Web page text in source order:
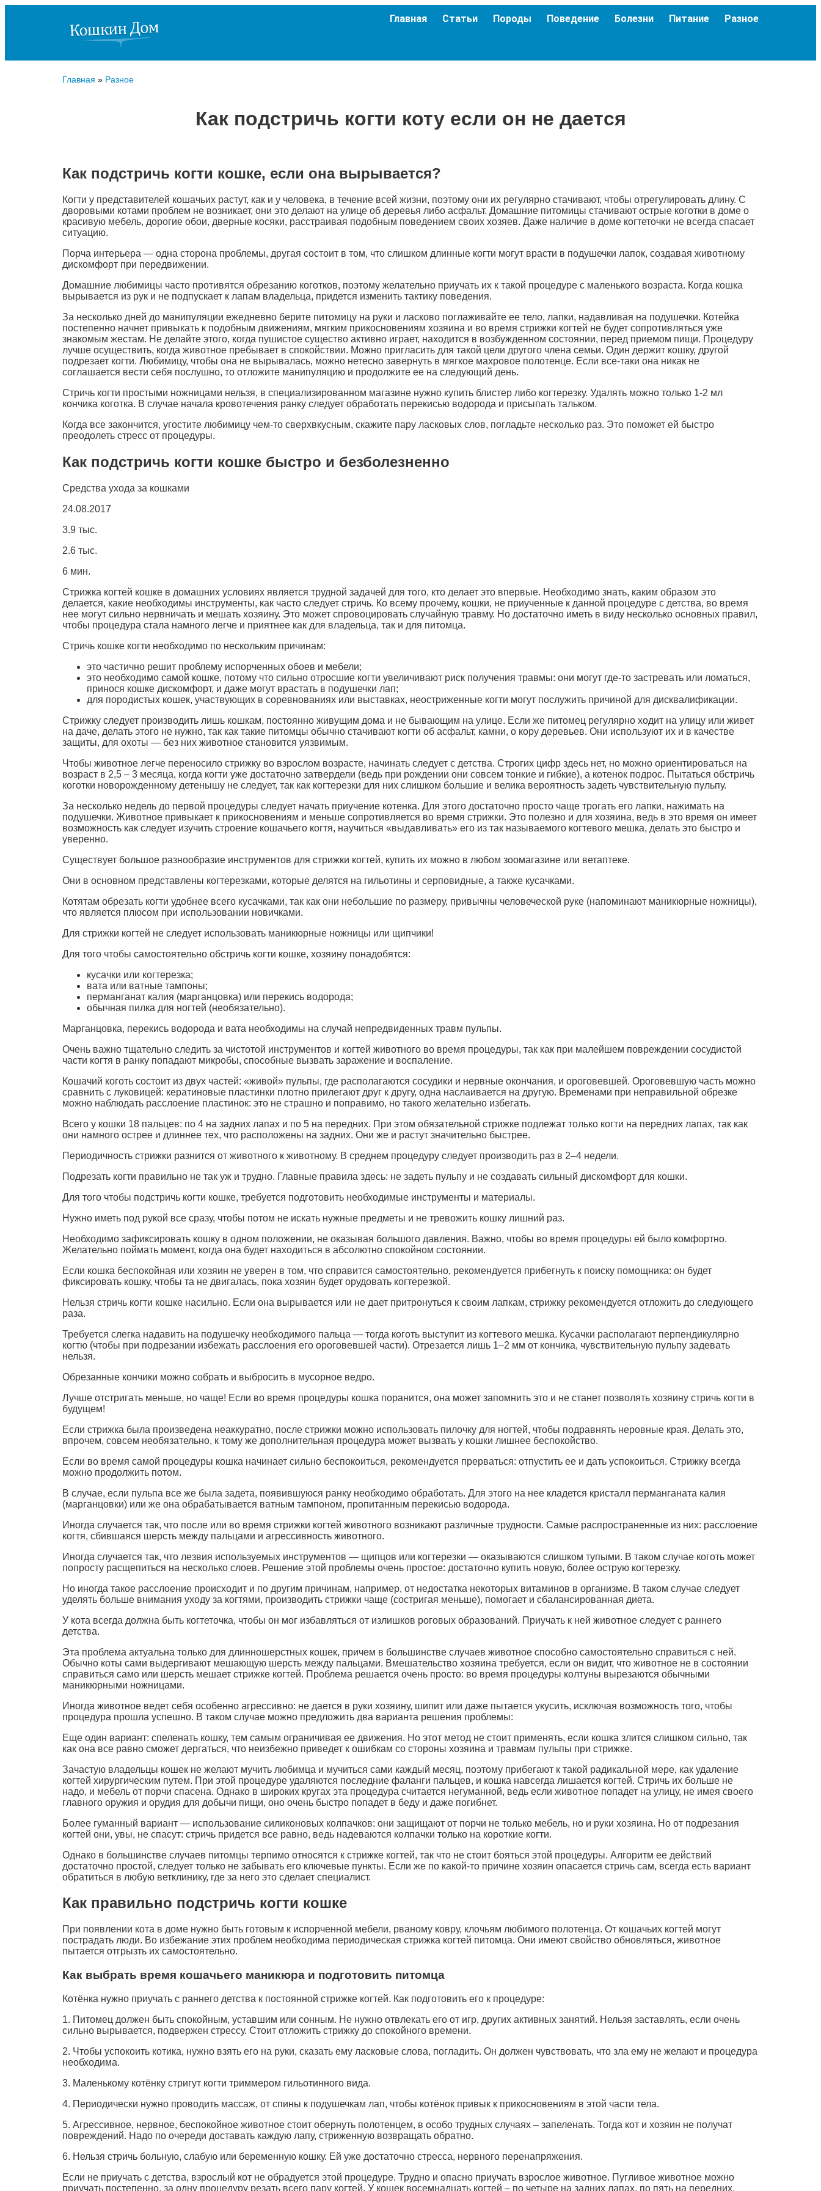
Главная Статьи Породы Поведение Болезни Питание Разное
Главная » Разное
Как подстричь когти коту если он не дается
Как подстричь когти кошке, если она вырывается?
Когти у представителей кошачьих растут, как и у человека, в течение всей жизни, поэтому они их регулярно стачивают, чтобы отрегулировать длину. С
дворовыми котами проблем не возникает, они это делают на улице об деревья либо асфальт. Домашние питомицы стачивают острые коготки в доме о
красивую мебель, дорогие обои, дверные косяки, расстраивая подобным поведением своих хозяев. Даже наличие в доме когтеточки не всегда спасает
ситуацию.
Порча интерьера — одна сторона проблемы, другая состоит в том, что слишком длинные когти могут врасти в подушечки лапок, создавая животному
дискомфорт при передвижении.
Домашние любимицы часто противятся обрезанию коготков, поэтому желательно приучать их к такой процедуре с маленького возраста. Когда кошка
вырывается из рук и не подпускает к лапам владельца, придется изменить тактику поведения.
За несколько дней до манипуляции ежедневно берите питомицу на руки и ласково поглаживайте ее тело, лапки, надавливая на подушечки. Котейка
постепенно начнет привыкать к подобным движениям, мягким прикосновениям хозяина и во время стрижки когтей не будет сопротивляться уже
знакомым жестам. Не делайте этого, когда пушистое существо активно играет, находится в возбужденном состоянии, перед приемом пищи. Процедуру
лучше осуществить, когда животное пребывает в спокойствии. Можно пригласить для такой цели другого члена семьи. Один держит кошку, другой
подрезает когти. Любимицу, чтобы она не вырывалась, можно нетесно завернуть в мягкое махровое полотенце. Если все-таки она никак не
соглашается вести себя послушно, то отложите манипуляцию и продолжите ее на следующий день.
Стричь когти простыми ножницами нельзя, в специализированном магазине нужно купить блистер либо когтерезку. Удалять можно только 1-2 мл
кончика коготка. В случае начала кровотечения ранку следует обработать перекисью водорода и присыпать тальком.
Когда все закончится, угостите любимицу чем-то сверхвкусным, скажите пару ласковых слов, погладьте несколько раз. Это поможет ей быстро
преодолеть стресс от процедуры.
Как подстричь когти кошке быстро и безболезненно
Средства ухода за кошками
24.08.2017
3.9 тыс.
2.6 тыс.
6 мин.
Стрижка когтей кошке в домашних условиях является трудной задачей для того, кто делает это впервые. Необходимо знать, каким образом это
делается, какие необходимы инструменты, как часто следует стричь. Ко всему прочему, кошки, не приученные к данной процедуре с детства, во время
нее могут сильно нервничать и мешать хозяину. Это может спровоцировать случайную травму. Но достаточно иметь в виду несколько основных правил,
чтобы процедура стала намного легче и приятнее как для владельца, так и для питомца.
Стричь кошке когти необходимо по нескольким причинам:
это частично решит проблему испорченных обоев и мебели;
это необходимо самой кошке, потому что сильно отросшие когти увеличивают риск получения травмы: они могут где-то застревать или ломаться,
принося кошке дискомфорт, и даже могут врастать в подушечки лап;
для породистых кошек, участвующих в соревнованиях или выставках, неостриженные когти могут послужить причиной для дисквалификации.
Стрижку следует производить лишь кошкам, постоянно живущим дома и не бывающим на улице. Если же питомец регулярно ходит на улицу или живет
на даче, делать этого не нужно, так как такие питомцы обычно стачивают когти об асфальт, камни, о кору деревьев. Они используют их и в качестве
защиты, для охоты — без них животное становится уязвимым.
Чтобы животное легче переносило стрижку во взрослом возрасте, начинать следует с детства. Строгих цифр здесь нет, но можно ориентироваться на
возраст в 2,5 – 3 месяца, когда когти уже достаточно затвердели (ведь при рождении они совсем тонкие и гибкие), а котенок подрос. Пытаться обстричь
коготки новорожденному детенышу не следует, так как когтерезки для них слишком большие и велика вероятность задеть чувствительную пульпу.
За несколько недель до первой процедуры следует начать приучение котенка. Для этого достаточно просто чаще трогать его лапки, нажимать на
подушечки. Животное привыкает к прикосновениям и меньше сопротивляется во время стрижки. Это полезно и для хозяина, ведь в это время он имеет
возможность как следует изучить строение кошачьего когтя, научиться «выдавливать» его из так называемого когтевого мешка, делать это быстро и
уверенно.
Существует большое разнообразие инструментов для стрижки когтей, купить их можно в любом зоомагазине или ветаптеке.
Они в основном представлены когтерезками, которые делятся на гильотины и серповидные, а также кусачками.
Котятам обрезать когти удобнее всего кусачками, так как они небольшие по размеру, привычны человеческой руке (напоминают маникюрные ножницы),
что является плюсом при использовании новичками.
Для стрижки когтей не следует использовать маникюрные ножницы или щипчики!
Для того чтобы самостоятельно обстричь когти кошке, хозяину понадобятся:
кусачки или когтерезка;
вата или ватные тампоны;
перманганат калия (марганцовка) или перекись водорода;
обычная пилка для ногтей (необязательно).
Марганцовка, перекись водорода и вата необходимы на случай непредвиденных травм пульпы.
Очень важно тщательно следить за чистотой инструментов и когтей животного во время процедуры, так как при малейшем повреждении сосудистой
части когтя в ранку попадают микробы, способные вызвать заражение и воспаление.
Кошачий коготь состоит из двух частей: «живой» пульпы, где располагаются сосудики и нервные окончания, и ороговевшей. Ороговевшую часть можно
сравнить с луковицей: кератиновые пластинки плотно прилегают друг к другу, одна наслаивается на другую. Временами при неправильной обрезке
можно наблюдать расслоение пластинок: это не страшно и поправимо, но такого желательно избегать.
Всего у кошки 18 пальцев: по 4 на задних лапах и по 5 на передних. При этом обязательной стрижке подлежат только когти на передних лапах, так как
они намного острее и длиннее тех, что расположены на задних. Они же и растут значительно быстрее.
Периодичность стрижки разнится от животного к животному. В среднем процедуру следует производить раз в 2–4 недели.
Подрезать когти правильно не так уж и трудно. Главные правила здесь: не задеть пульпу и не создавать сильный дискомфорт для кошки.
Для того чтобы подстричь когти кошке, требуется подготовить необходимые инструменты и материалы.
Нужно иметь под рукой все сразу, чтобы потом не искать нужные предметы и не тревожить кошку лишний раз.
Необходимо зафиксировать кошку в одном положении, не оказывая большого давления. Важно, чтобы во время процедуры ей было комфортно.
Желательно поймать момент, когда она будет находиться в абсолютно спокойном состоянии.
Если кошка беспокойная или хозяин не уверен в том, что справится самостоятельно, рекомендуется прибегнуть к поиску помощника: он будет
фиксировать кошку, чтобы та не двигалась, пока хозяин будет орудовать когтерезкой.
Нельзя стричь когти кошке насильно. Если она вырывается или не дает притронуться к своим лапкам, стрижку рекомендуется отложить до следующего
раза.
Требуется слегка надавить на подушечку необходимого пальца — тогда коготь выступит из когтевого мешка. Кусачки располагают перпендикулярно
когтю (чтобы при подрезании избежать расслоения его ороговевшей части). Отрезается лишь 1–2 мм от кончика, чувствительную пульпу задевать
нельзя.
Обрезанные кончики можно собрать и выбросить в мусорное ведро.
Лучше отстригать меньше, но чаще! Если во время процедуры кошка поранится, она может запомнить это и не станет позволять хозяину стричь когти в
будущем!
Если стрижка была произведена неаккуратно, после стрижки можно использовать пилочку для ногтей, чтобы подравнять неровные края. Делать это,
впрочем, совсем необязательно, к тому же дополнительная процедура может вызвать у кошки лишнее беспокойство.
Если во время самой процедуры кошка начинает сильно беспокоиться, рекомендуется прерваться: отпустить ее и дать успокоиться. Стрижку всегда
можно продолжить потом.
В случае, если пульпа все же была задета, появившуюся ранку необходимо обработать. Для этого на нее кладется кристалл перманганата калия
(марганцовки) или же она обрабатывается ватным тампоном, пропитанным перекисью водорода.
Иногда случается так, что после или во время стрижки когтей животного возникают различные трудности. Самые распространенные из них: расслоение
когтя, сбившаяся шерсть между пальцами и агрессивность животного.
Иногда случается так, что лезвия используемых инструментов — щипцов или когтерезки — оказываются слишком тупыми. В таком случае коготь может
попросту расщепиться на несколько слоев. Решение этой проблемы очень простое: достаточно купить новую, более острую когтерезку.
Но иногда такое расслоение происходит и по другим причинам, например, от недостатка некоторых витаминов в организме. В таком случае следует
уделять больше внимания уходу за когтями, производить стрижки чаще (состригая меньше), помогает и сбалансированная диета.
У кота всегда должна быть когтеточка, чтобы он мог избавляться от излишков роговых образований. Приучать к ней животное следует с раннего
детства.
Эта проблема актуальна только для длинношерстных кошек, причем в большинстве случаев животное способно самостоятельно справиться с ней.
Обычно коты сами выдергивают мешающую шерсть между пальцами. Вмешательство хозяина требуется, если он видит, что животное не в состоянии
справиться само или шерсть мешает стрижке когтей. Проблема решается очень просто: во время процедуры колтуны вырезаются обычными
маникюрными ножницами.
Иногда животное ведет себя особенно агрессивно: не дается в руки хозяину, шипит или даже пытается укусить, исключая возможность того, чтобы
процедура прошла успешно. В таком случае можно предложить два варианта решения проблемы:
Еще один вариант: спеленать кошку, тем самым ограничивая ее движения. Но этот метод не стоит применять, если кошка злится слишком сильно, так
как она все равно сможет дергаться, что неизбежно приведет к ошибкам со стороны хозяина и травмам пульпы при стрижке.
Зачастую владельцы кошек не желают мучить любимца и мучиться сами каждый месяц, поэтому прибегают к такой радикальной мере, как удаление
когтей хирургическим путем. При этой процедуре удаляются последние фаланги пальцев, и кошка навсегда лишается когтей. Стричь их больше не
надо, и мебель от порчи спасена. Однако в широких кругах эта процедура считается негуманной, ведь если животное попадет на улицу, не имея своего
главного оружия и орудия для добычи пищи, оно очень быстро попадет в беду и даже погибнет.
Более гуманный вариант — использование силиконовых колпачков: они защищают от порчи не только мебель, но и руки хозяина. Но от подрезания
когтей они, увы, не спасут: стричь придется все равно, ведь надеваются колпачки только на короткие когти.
Однако в большинстве случаев питомцы терпимо относятся к стрижке когтей, так что не стоит бояться этой процедуры. Алгоритм ее действий
достаточно простой, следует только не забывать его ключевые пункты. Если же по какой-то причине хозяин опасается стричь сам, всегда есть вариант
обратиться в любую ветклинику, где за него это сделает специалист.
Как правильно подстричь когти кошке
При появлении кота в доме нужно быть готовым к испорченной мебели, рваному ковру, клочьям любимого полотенца. От кошачьих когтей могут
пострадать люди. Во избежание этих проблем необходима периодическая стрижка когтей питомца. Они имеют свойство обновляться, животное
пытается отгрызть их самостоятельно.
Как выбрать время кошачьего маникюра и подготовить питомца
Котёнка нужно приучать с раннего детства к постоянной стрижке когтей. Как подготовить его к процедуре:
1. Питомец должен быть спокойным, уставшим или сонным. Не нужно отвлекать его от игр, других активных занятий. Нельзя заставлять, если очень
сильно вырывается, подвержен стрессу. Стоит отложить стрижку до спокойного времени.
2. Чтобы успокоить котика, нужно взять его на руки, сказать ему ласковые слова, погладить. Он должен чувствовать, что зла ему не желают и процедура
необходима.
3. Маленькому котёнку стригут когти триммером гильотинного вида.
4. Периодически нужно проводить массаж, от спины к подушечкам лап, чтобы котёнок привык к прикосновениям в этой части тела.
5. Агрессивное, нервное, беспокойное животное стоит обернуть полотенцем, в особо трудных случаях – запеленать. Тогда кот и хозяин не получат
повреждений. Надо по очереди доставать каждую лапу, стриженную возвращать обратно.
6. Нельзя стричь больную, слабую или беременную кошку. Ей уже достаточно стресса, нервного перенапряжения.
Если не приучать с детства, взрослый кот не обрадуется этой процедуре. Трудно и опасно приучать взрослое животное. Пугливое животное можно
приучать постепенно, за одну процедуру резать всего пару когтей. У кошек восемнадцать когтей – по четыре на задних лапах, по пять на передних.